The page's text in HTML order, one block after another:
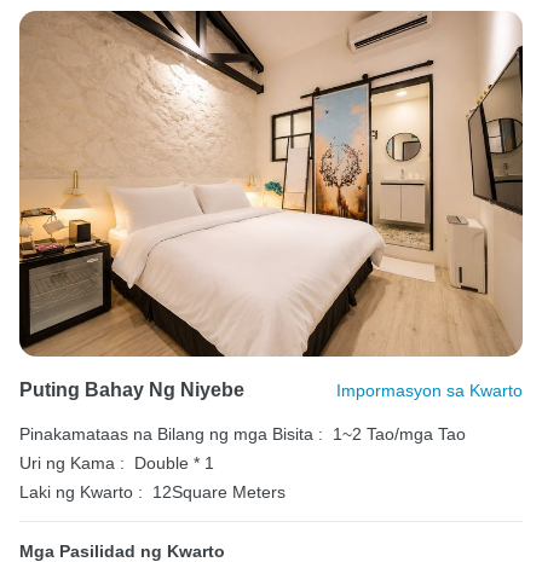
Puting Bahay Ng Niyebe Impormasyon sa Kwarto
Pinakamataas na Bilang ng mga Bisita :
1~2 Tao/mga Tao
Uri ng Kama :
Double * 1
Laki ng Kwarto :
12Square Meters
Mga Pasilidad ng Kwarto